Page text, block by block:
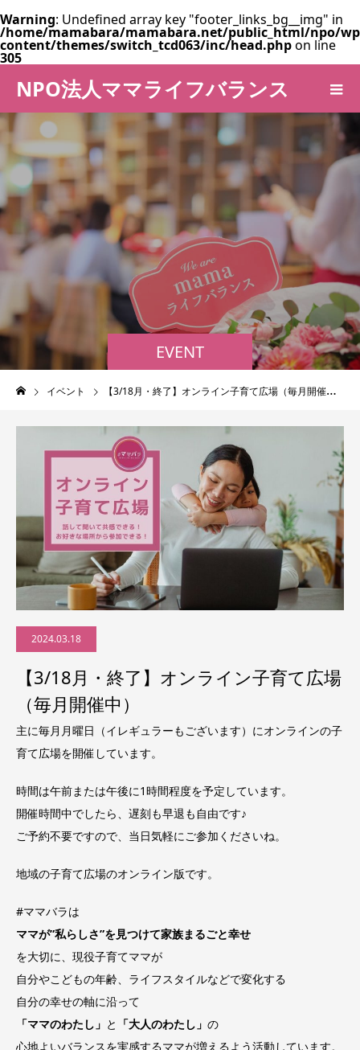
Warning: Undefined array key "footer_links_bg__img" in
/home/mamabara/mamabara.net/public_html/npo/
content/themes/switch_tcd063/inc/head.phpon line
305
NPO法人ママライフバランス
EVENT
イベント 【3/18月・終了】オンライン子育て広場（毎月開催中）
2024.03.18
【3/18月・終了】オンライン子育て広場
（毎月開催中）
主に毎月月曜日（イレギュラーもございます）にオンラインの子
育て広場を開催しています。
時間は午前または午後に1時間程度を予定しています。
開催時間中でしたら、遅刻も早退も自由です♪
ご予約不要ですので、当日気軽にご参加くださいね。
地域の子育て広場のオンライン版です。
#ママバラは
ママが”私らしさ”を見つけて家族まるごと幸せ
を大切に、現役子育てママが
自分やこどもの年齢、ライフスタイルなどで変化する
自分の幸せの軸に沿って
「ママのわたし」 と 「大人のわたし」 の
心地よいバランスを実感するママが増えるよう活動しています。